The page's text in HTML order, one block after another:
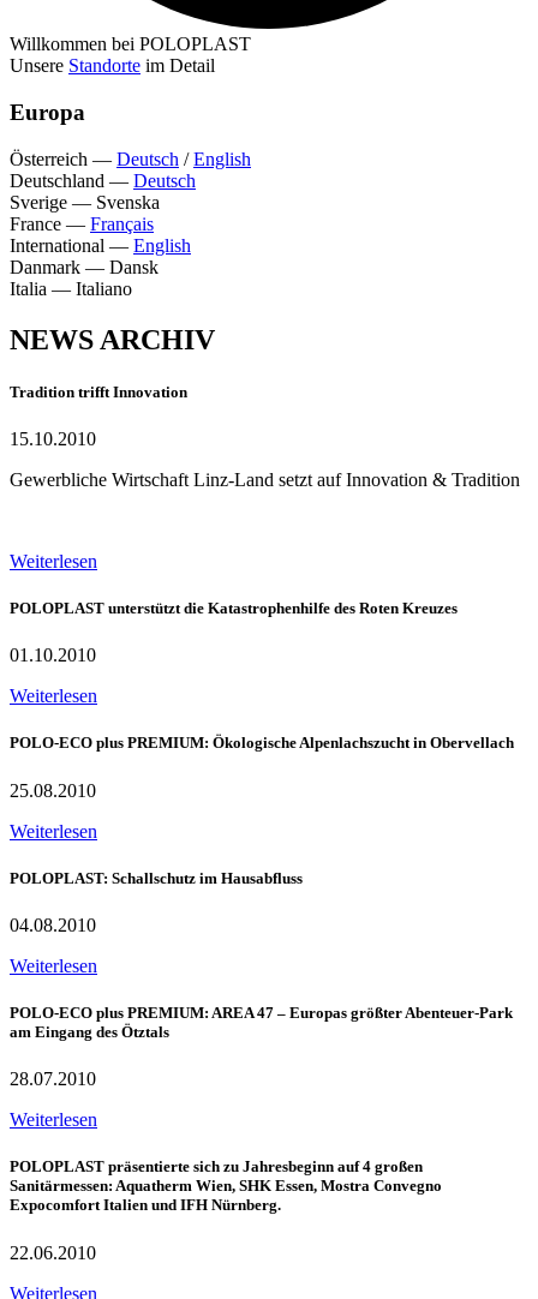
Willkommen bei POLOPLAST
Unsere Standorte im Detail
Europa
Österreich — Deutsch /English
Deutschland — Deutsch
Sverige — Svenska
France — Français
International — English
Danmark — Dansk
Italia — Italiano
NEWS ARCHIV
Tradition trifft Innovation
15.10.2010
Gewerbliche Wirtschaft Linz-Land setzt auf Innovation & Tradition
Weiterlesen
POLOPLAST unterstützt die Katastrophenhilfe des Roten Kreuzes
01.10.2010
Weiterlesen
POLO-ECO plus PREMIUM: Ökologische Alpenlachszucht in Obervellach
25.08.2010
Weiterlesen
POLOPLAST: Schallschutz im Hausabfluss
04.08.2010
Weiterlesen
POLO-ECO plus PREMIUM: AREA 47 – Europas größter Abenteuer-Park
am Eingang des Ötztals
28.07.2010
Weiterlesen
POLOPLAST präsentierte sich zu Jahresbeginn auf 4 großen
Sanitärmessen: Aquatherm Wien, SHK Essen, Mostra Convegno
Expocomfort Italien und IFH Nürnberg.
22.06.2010
Weiterlesen